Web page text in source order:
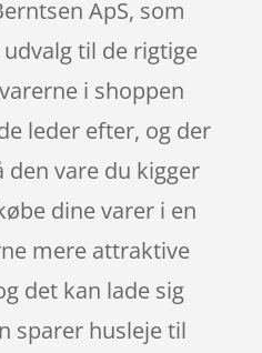
ApS, som
til de rigtige
i shoppen
leder efter, og der
vare du kigger
dine varer i en
mere attraktive
det kan lade sig
sparer husleje til